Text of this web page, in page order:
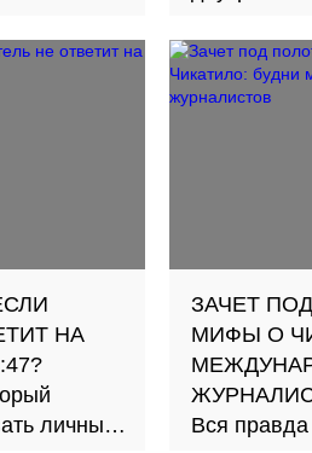
НА
личные
ЗАЧЕТ
МИФЫ О
Вся